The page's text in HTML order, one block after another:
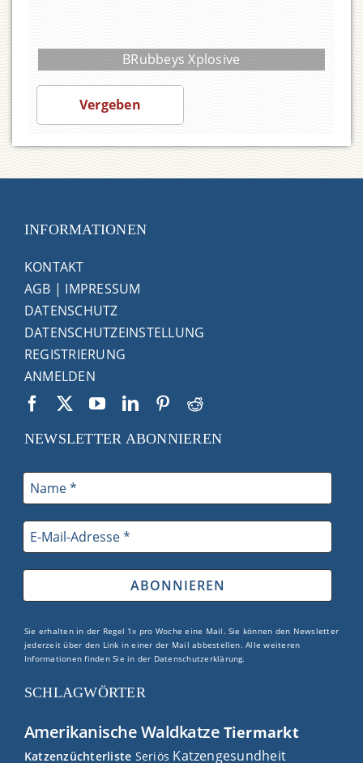
BRubbeys Xplosive
1.900,00
Vergeben
INFORMATIONEN
KONTAKT
AGB | IMPRESSUM
DATENSCHUTZ
DATENSCHUTZEINSTELLUNG
REGISTRIERUNG
ANMELDEN
NEWSLETTER ABONNIEREN
Sie erhalten in der Regel 1x pro Woche eine Mail. Sie können den Newsletter
jederzeit über den Link in einer der Mail abbestellen. Alle weiteren
Informationen finden Sie in der Datenschutzerklärung.
SCHLAGWÖRTER
Amerikanische Waldkatze Tiermarkt
Katzenzüchterliste Seriös Katzengesundheit